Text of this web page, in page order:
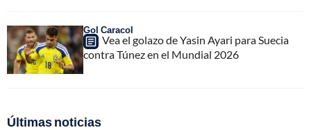
Gol Caracol
Vea el golazo de Yasin Ayari para Suecia
contra Túnez en el Mundial 2026
Últimas noticias